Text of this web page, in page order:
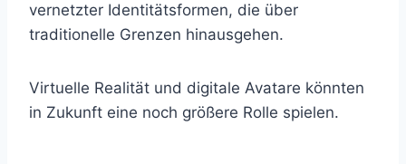
vernetzter Identitätsformen, die über
traditionelle Grenzen hinausgehen.
Virtuelle Realität und digitale Avatare könnten
in Zukunft eine noch größere Rolle spielen.